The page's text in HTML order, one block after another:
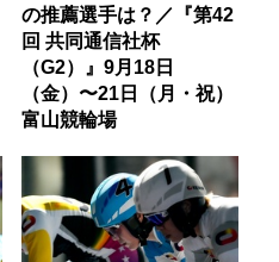
の推薦選手は？／『第42
回 共同通信社杯
（G2）』9月18日
（金）〜21日（月・祝）
富山競輪場